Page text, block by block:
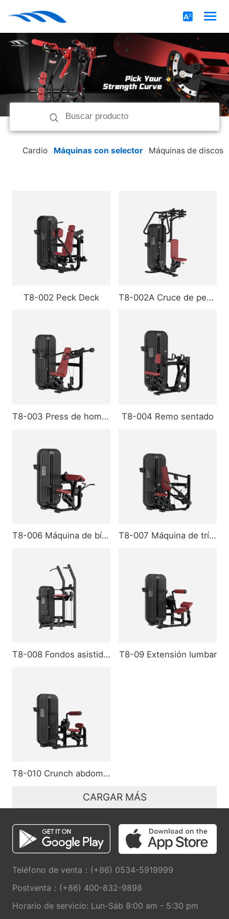
Cardio Máquinas con selector Máquinas de discos
T8-002 Peck Deck T8-002A Cruce de pecho con brazos rectos
T8-003 Press de hombros T8-004 Remo sentado
T8-006 Máquina de bíceps T8-007 Máquina de tríceps
T8-008 Fondos asistidos T8-09 Extensión lumbar
T8-010 Crunch abdominal
CARGAR MÁS
Teléfono de venta：(+86) 0534-5919999
Postventa：(+86) 400-832-9898
Horario de servicio: Lun-Sáb 8:00 am - 5:30 pm